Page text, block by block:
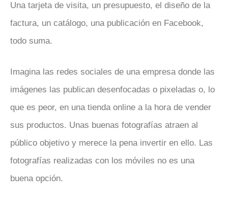
Una tarjeta de visita, un presupuesto, el diseño de la
factura, un catálogo, una publicación en Facebook,
todo suma.
Imagina las redes sociales de una empresa donde las
imágenes las publican desenfocadas o pixeladas o, lo
que es peor, en una tienda online a la hora de vender
sus productos. Unas buenas fotografías atraen al
público objetivo y merece la pena invertir en ello. Las
fotografías realizadas con los móviles no es una
buena opción.